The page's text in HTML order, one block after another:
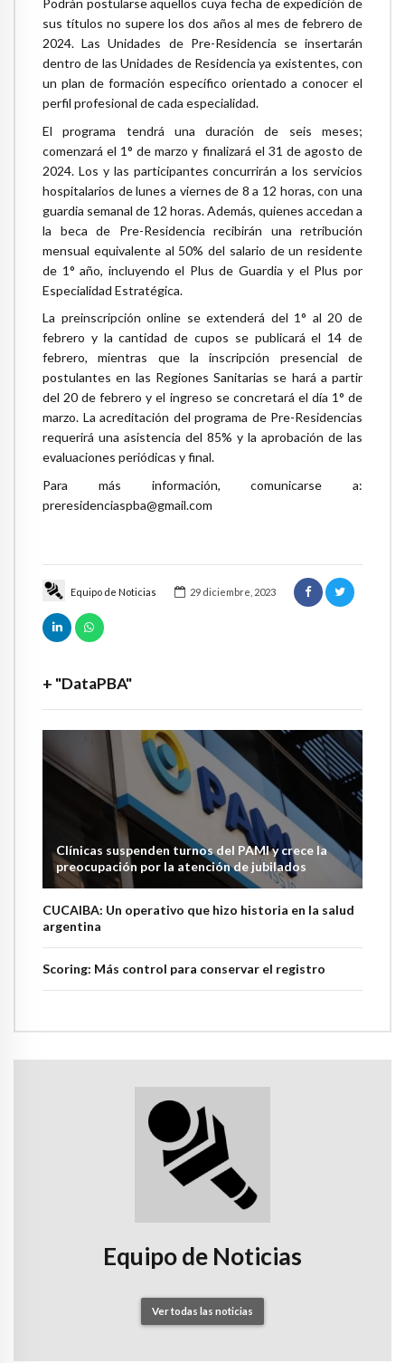
Equipo de Noticias 29 diciembre, 2023
+ "DataPBA"
Clínicas suspenden turnos del PAMI y crece la
preocupación por la atención de jubilados
CUCAIBA: Un operativo que hizo historia en la salud
argentina
Scoring: Más control para conservar el registro
sus títulos no supere los dos años al mes de febrero de
2024. Las Unidades de Pre-Residencia se insertarán
dentro de las Unidades de Residencia ya existentes, con
un plan de formación específico orientado a conocer el
perfil profesional de cada especialidad.
El programa tendrá una duración de seis meses;
comenzará el 1° de marzo y finalizará el 31 de agosto de
2024. Los y las participantes concurrirán a los servicios
hospitalarios de lunes a viernes de 8 a 12 horas, con una
guardia semanal de 12 horas. Además, quienes accedan a
la beca de Pre-Residencia recibirán una retribución
mensual equivalente al 50% del salario de un residente
de 1° año, incluyendo el Plus de Guardia y el Plus por
Especialidad Estratégica.
La preinscripción online se extenderá del 1° al 20 de
febrero y la cantidad de cupos se publicará el 14 de
febrero, mientras que la inscripción presencial de
postulantes en las Regiones Sanitarias se hará a partir
del 20 de febrero y el ingreso se concretará el día 1° de
marzo. La acreditación del programa de Pre-Residencias
requerirá una asistencia del 85% y la aprobación de las
evaluaciones periódicas y final.
Para más información, comunicarse a:
preresidenciaspba@gmail.com
Equipo de Noticias
Ver todas las noticias